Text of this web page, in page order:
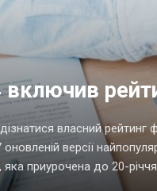
власний рейтинг
версії
яка приурочена до 20-